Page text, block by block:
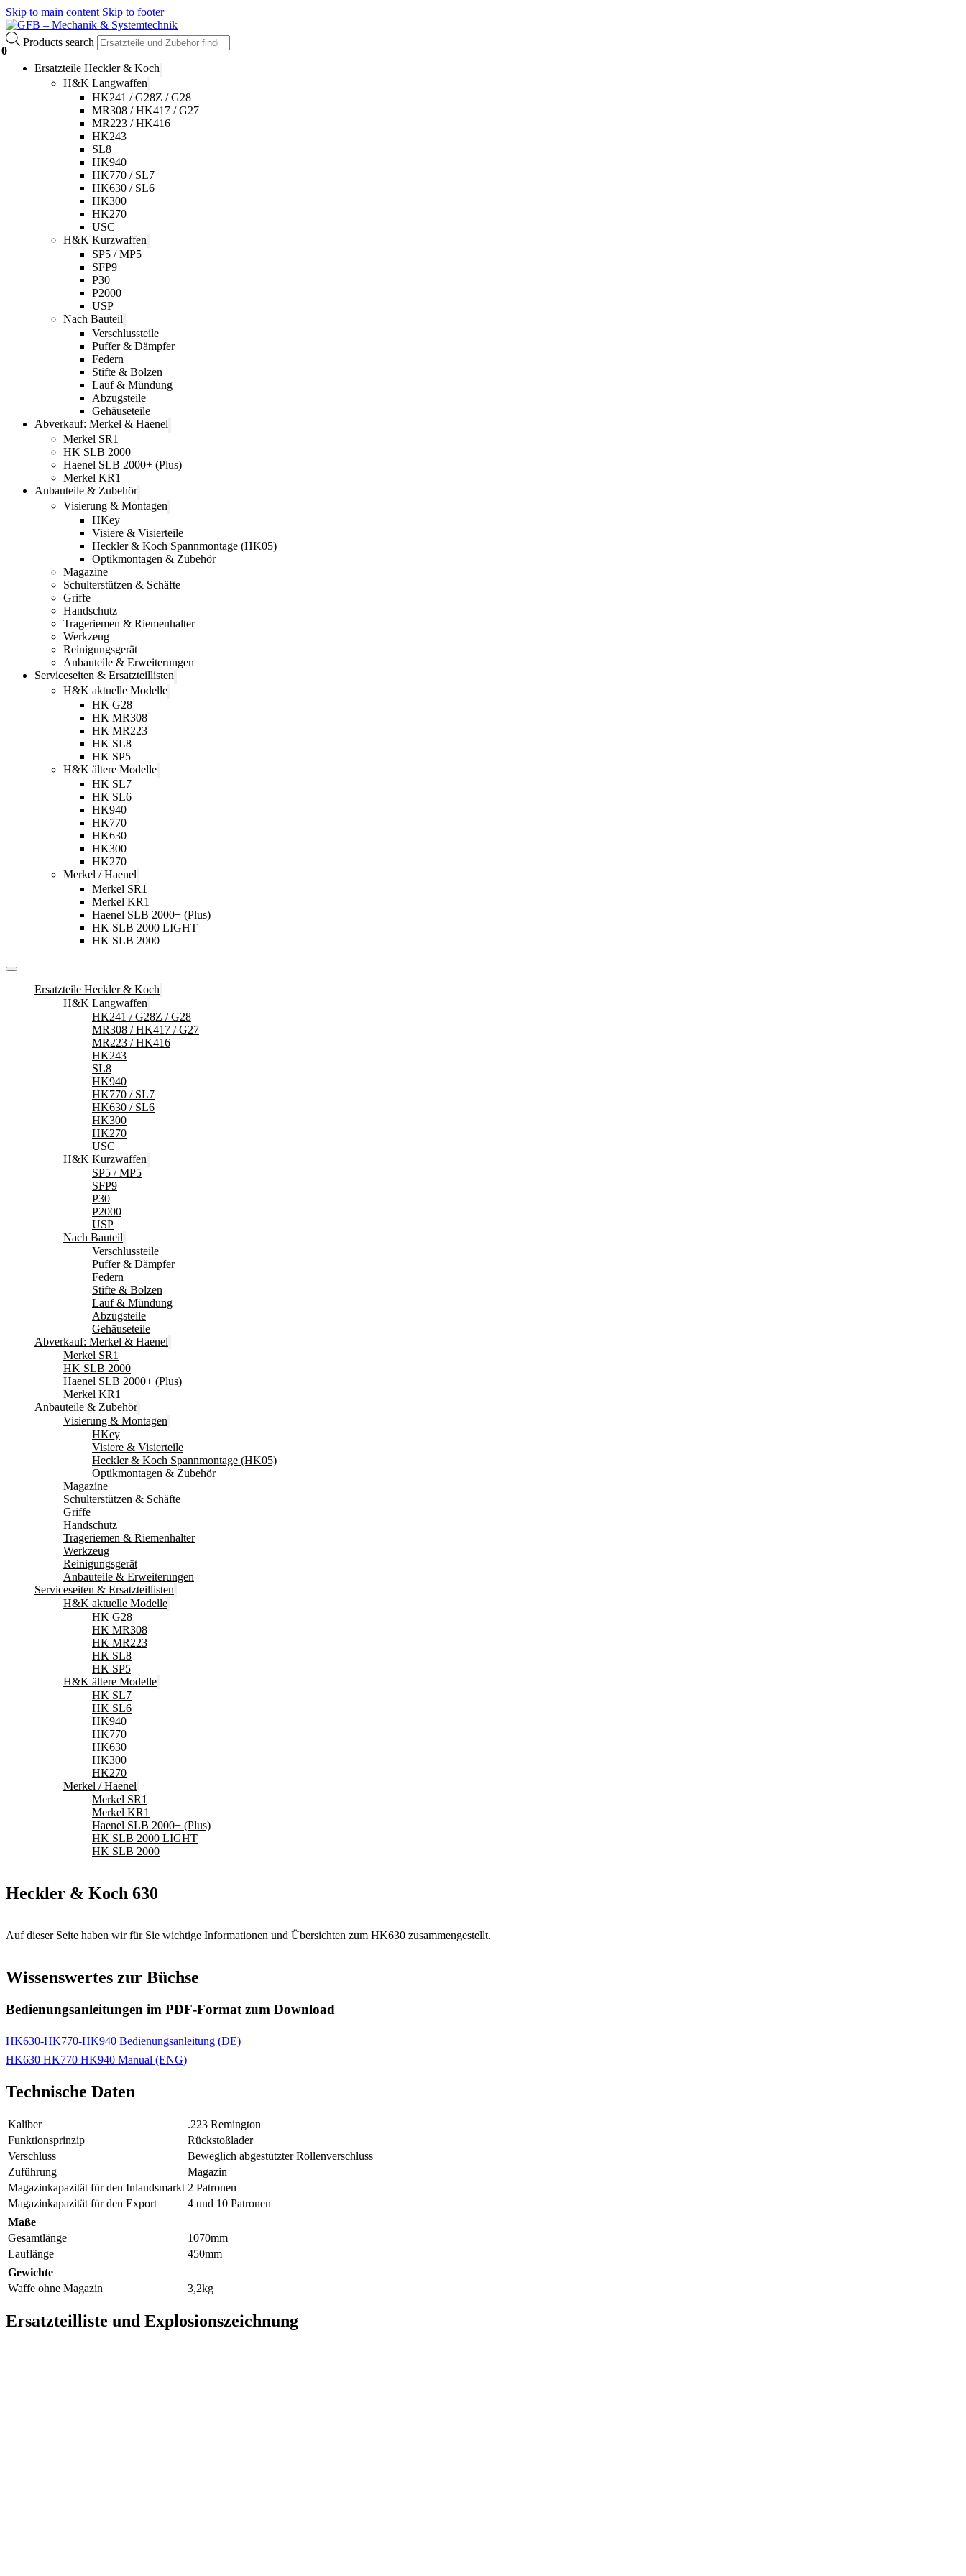
Skip to main content Skip to footer
Products search
0
Ersatzteile Heckler & Koch
H&K Langwaffen
HK241 / G28Z / G28
MR308 / HK417 / G27
MR223 / HK416
HK243
SL8
HK940
HK770 / SL7
HK630 / SL6
HK300
HK270
USC
H&K Kurzwaffen
SP5 / MP5
SFP9
P30
P2000
USP
Nach Bauteil
Verschlussteile
Puffer & Dämpfer
Federn
Stifte & Bolzen
Lauf & Mündung
Abzugsteile
Gehäuseteile
Abverkauf: Merkel & Haenel
Merkel SR1
HK SLB 2000
Haenel SLB 2000+ (Plus)
Merkel KR1
Anbauteile & Zubehör
Visierung & Montagen
HKey
Visiere & Visierteile
Heckler & Koch Spannmontage (HK05)
Optikmontagen & Zubehör
Magazine
Schulterstützen & Schäfte
Griffe
Handschutz
Trageriemen & Riemenhalter
Werkzeug
Reinigungsgerät
Anbauteile & Erweiterungen
Serviceseiten & Ersatzteillisten
H&K aktuelle Modelle
HK G28
HK MR308
HK MR223
HK SL8
HK SP5
H&K ältere Modelle
HK SL7
HK SL6
HK940
HK770
HK630
HK300
HK270
Merkel / Haenel
Merkel SR1
Merkel KR1
Haenel SLB 2000+ (Plus)
HK SLB 2000 LIGHT
HK SLB 2000
Ersatzteile Heckler & Koch
H&K Langwaffen
HK241 / G28Z / G28
MR308 / HK417 / G27
MR223 / HK416
HK243
SL8
HK940
HK770 / SL7
HK630 / SL6
HK300
HK270
USC
H&K Kurzwaffen
SP5 / MP5
SFP9
P30
P2000
USP
Nach Bauteil
Verschlussteile
Puffer & Dämpfer
Federn
Stifte & Bolzen
Lauf & Mündung
Abzugsteile
Gehäuseteile
Abverkauf: Merkel & Haenel
Merkel SR1
HK SLB 2000
Haenel SLB 2000+ (Plus)
Merkel KR1
Anbauteile & Zubehör
Visierung & Montagen
HKey
Visiere & Visierteile
Heckler & Koch Spannmontage (HK05)
Optikmontagen & Zubehör
Magazine
Schulterstützen & Schäfte
Griffe
Handschutz
Trageriemen & Riemenhalter
Werkzeug
Reinigungsgerät
Anbauteile & Erweiterungen
Serviceseiten & Ersatzteillisten
H&K aktuelle Modelle
HK G28
HK MR308
HK MR223
HK SL8
HK SP5
H&K ältere Modelle
HK SL7
HK SL6
HK940
HK770
HK630
HK300
HK270
Merkel / Haenel
Merkel SR1
Merkel KR1
Haenel SLB 2000+ (Plus)
HK SLB 2000 LIGHT
HK SLB 2000
Heckler & Koch 630
Auf dieser Seite haben wir für Sie wichtige Informationen und Übersichten zum HK630 zusammengestellt.
Wissenswertes zur Büchse
Bedienungsanleitungen im PDF-Format zum Download
HK630-HK770-HK940 Bedienungsanleitung (DE)
HK630 HK770 HK940 Manual (ENG)
Technische Daten
Kaliber
.223 Remington
Funktionsprinzip
Rückstoßlader
Verschluss
Beweglich abgestützter Rollenverschluss
Zuführung
Magazin
Magazinkapazität für den Inlandsmarkt 2 Patronen
Magazinkapazität für den Export
4 und 10 Patronen
Maße
Gesamtlänge
1070mm
Lauflänge
450mm
Gewichte
Waffe ohne Magazin
3,2kg
Ersatzteilliste und Explosionszeichnung